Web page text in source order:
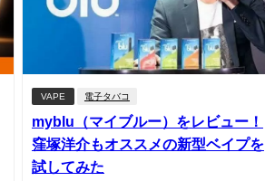
VAPE 電子タバコ
myblu（マイブルー）をレビュー！
窪塚洋介もオススメの新型ベイプを
試してみた